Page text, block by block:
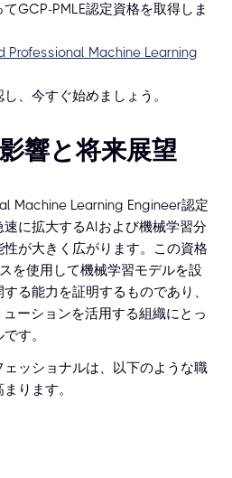
GCP-PMLE認定資格を取得しま
Professional Machine Learning
、今すぐ始めましょう。
響と将来展望
Machine Learning Engineer認定
に拡大するAIおよび機械学習分
が大きく広がります。この資格
を使用して機械学習モデルを設
る能力を証明するものであり、
ーションを活用する組織にとっ
す。
ッショナルは、以下のような職
ります。